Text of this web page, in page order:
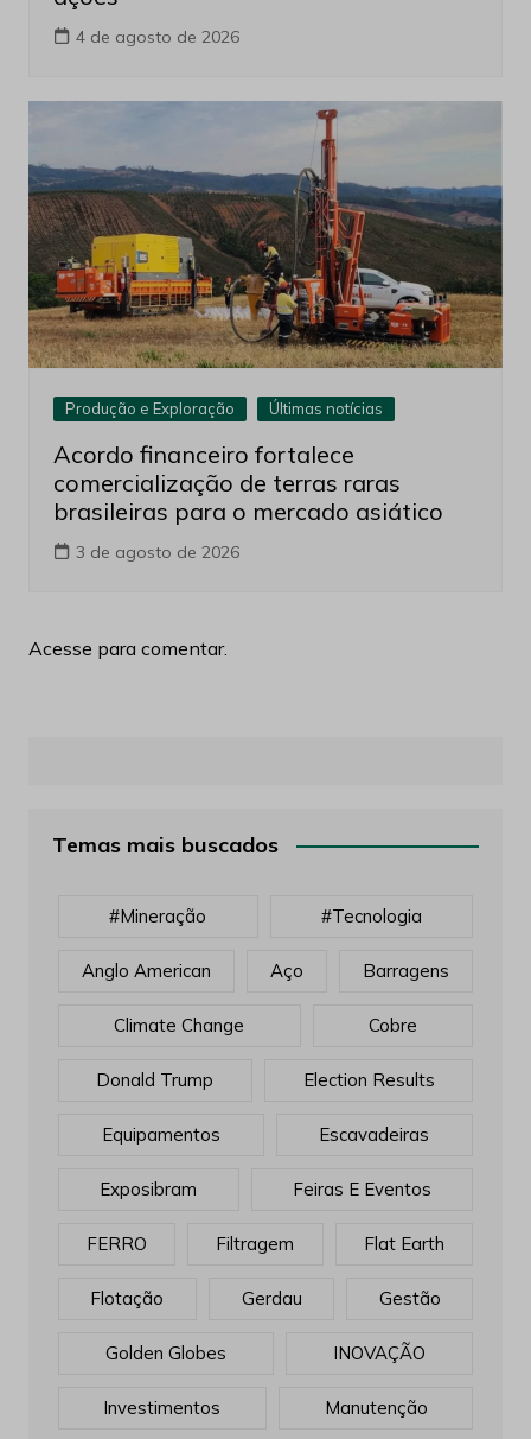
4 de agosto de 2026
Produção e Exploração Últimas notícias
Acordo financeiro fortalece
comercialização de terras raras
brasileiras para o mercado asiático
3 de agosto de 2026
Acesse para comentar.
Temas mais buscados
#mineração #tecnologia
Anglo American Aço Barragens
Climate Change Cobre
Donald Trump Election Results
Equipamentos Escavadeiras
Exposibram Feiras E Eventos
FERRO Filtragem Flat Earth
Flotação Gerdau Gestão
Golden Globes INOVAÇÃO
Investimentos Manutenção